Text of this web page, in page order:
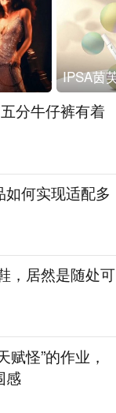
分牛仔裤有着
何实现适配多
，居然是随处可
赋怪”的作业，
感